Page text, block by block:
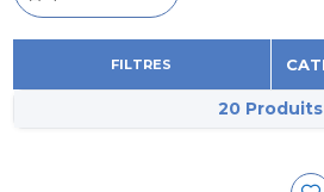
FILTRES
20 Produits